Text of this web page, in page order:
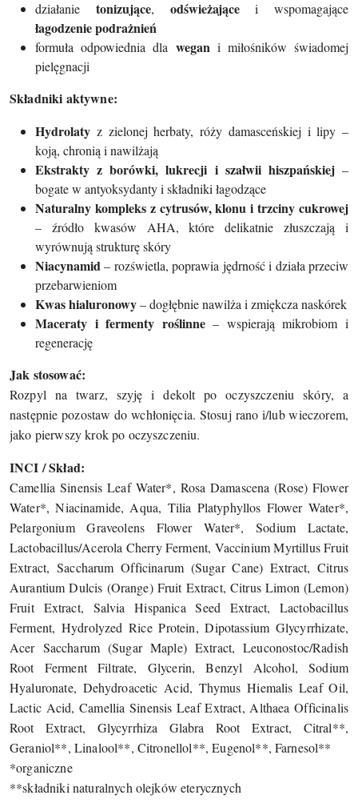
działanie tonizujące, odświeżającei wspomagające
łagodzenie podrażnień
formuła odpowiednia dla wegan i miłośników świadomej
pielęgnacji
Składniki aktywne:
Hydrolaty z zielonej herbaty, róży damasceńskiej i lipy –
koją, chronią i nawilżają
Ekstrakty z borówki, lukrecji i szałwii hiszpańskiej–
bogate w antyoksydanty i składniki łagodzące
Naturalny kompleks z cytrusów, klonu i trzciny cukrowej
– źródło kwasów AHA, które delikatnie złuszczają i
wyrównują strukturę skóry
Niacynamid– rozświetla, poprawia jędrność i działa przeciw
przebarwieniom
Kwas hialuronowy– dogłębnie nawilża i zmiękcza naskórek
Maceraty i fermenty roślinne– wspierają mikrobiom i
regenerację
Jak stosować:
Rozpyl na twarz, szyję i dekolt po oczyszczeniu skóry, a
następnie pozostaw do wchłonięcia. Stosuj rano i/lub wieczorem,
jako pierwszy krok po oczyszczeniu.
INCI / Skład:
Camellia Sinensis Leaf Water*, Rosa Damascena (Rose) Flower
Water*, Niacinamide, Aqua, Tilia Platyphyllos Flower Water*,
Pelargonium Graveolens Flower Water*, Sodium Lactate,
Lactobacillus/Acerola Cherry Ferment, Vaccinium Myrtillus Fruit
Extract, Saccharum Officinarum (Sugar Cane) Extract, Citrus
Aurantium Dulcis (Orange) Fruit Extract, Citrus Limon (Lemon)
Fruit Extract, Salvia Hispanica Seed Extract, Lactobacillus
Ferment, Hydrolyzed Rice Protein, Dipotassium Glycyrrhizate,
Acer Saccharum (Sugar Maple) Extract, Leuconostoc/Radish
Root Ferment Filtrate, Glycerin, Benzyl Alcohol, Sodium
Hyaluronate, Dehydroacetic Acid, Thymus Hiemalis Leaf Oil,
Lactic Acid, Camellia Sinensis Leaf Extract, Althaea Officinalis
Root Extract, Glycyrrhiza Glabra Root Extract, Citral**,
Geraniol**, Linalool**, Citronellol**, Eugenol**, Farnesol**
*organiczne
**składniki naturalnych olejków eterycznych